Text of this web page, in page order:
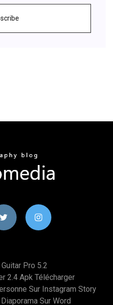
Pro 5.2
2.4 Apk Télécharger
Sur Instagram Story
Sur Word